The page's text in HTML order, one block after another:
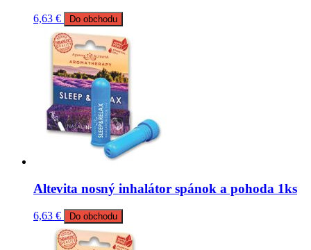
6,63 € Do obchodu
Altevita nosný inhalátor spánok a pohoda 1ks
6,63 € Do obchodu